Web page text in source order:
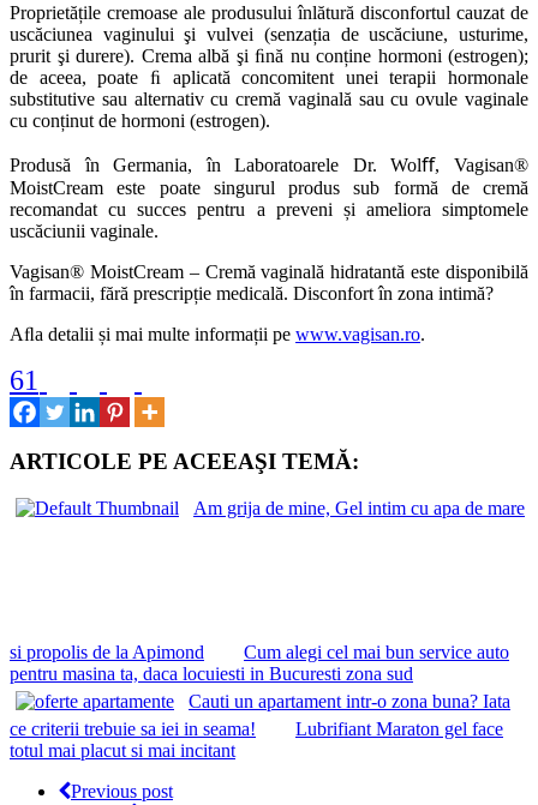
Proprietățile cremoase ale produsului înlătură disconfortul cauzat de
uscăciunea vaginului şi vulvei (senzația de uscăciune, usturime,
prurit şi durere). Crema albă şi ﬁnă nu conține hormoni (estrogen);
de aceea, poate ﬁ aplicată concomitent unei terapii hormonale
substitutive sau alternativ cu cremă vaginală sau cu ovule vaginale
cu conținut de hormoni (estrogen).
Produsă în Germania, în Laboratoarele Dr. Wolﬀ, Vagisan®
MoistCream este poate singurul produs sub formă de cremă
recomandat cu succes pentru a preveni și ameliora simptomele
uscăciunii vaginale.
Vagisan® MoistCream – Cremă vaginală hidratantă este disponibilă
în farmacii, fără prescripție medicală. Disconfort în zona intimă?
Aﬂa detalii și mai multe informații pe www.vagisan.ro.
61
ARTICOLE PE ACEEAŞI TEMĂ:
Am grija de mine, Gel intim cu apa de mare
si propolis de la Apimond
Cum alegi cel mai bun service auto
pentru masina ta, daca locuiesti in Bucuresti zona sud
Cauti un apartament intr-o zona buna? Iata
ce criterii trebuie sa iei in seama!
Lubrifiant Maraton gel face
totul mai placut si mai incitant
Previous post